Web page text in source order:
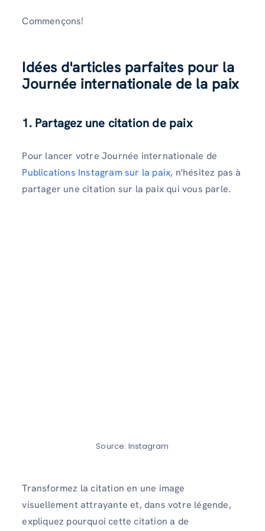
Commençons!
Idées d'articles parfaites pour la
Journée internationale de la paix
1. Partagez une citation de paix
Pour lancer votre Journée internationale de
Publications Instagram sur la paix, n'hésitez pas à
partager une citation sur la paix qui vous parle.
Source: Instagram
Transformez la citation en une image
visuellement attrayante et, dans votre légende,
expliquez pourquoi cette citation a de